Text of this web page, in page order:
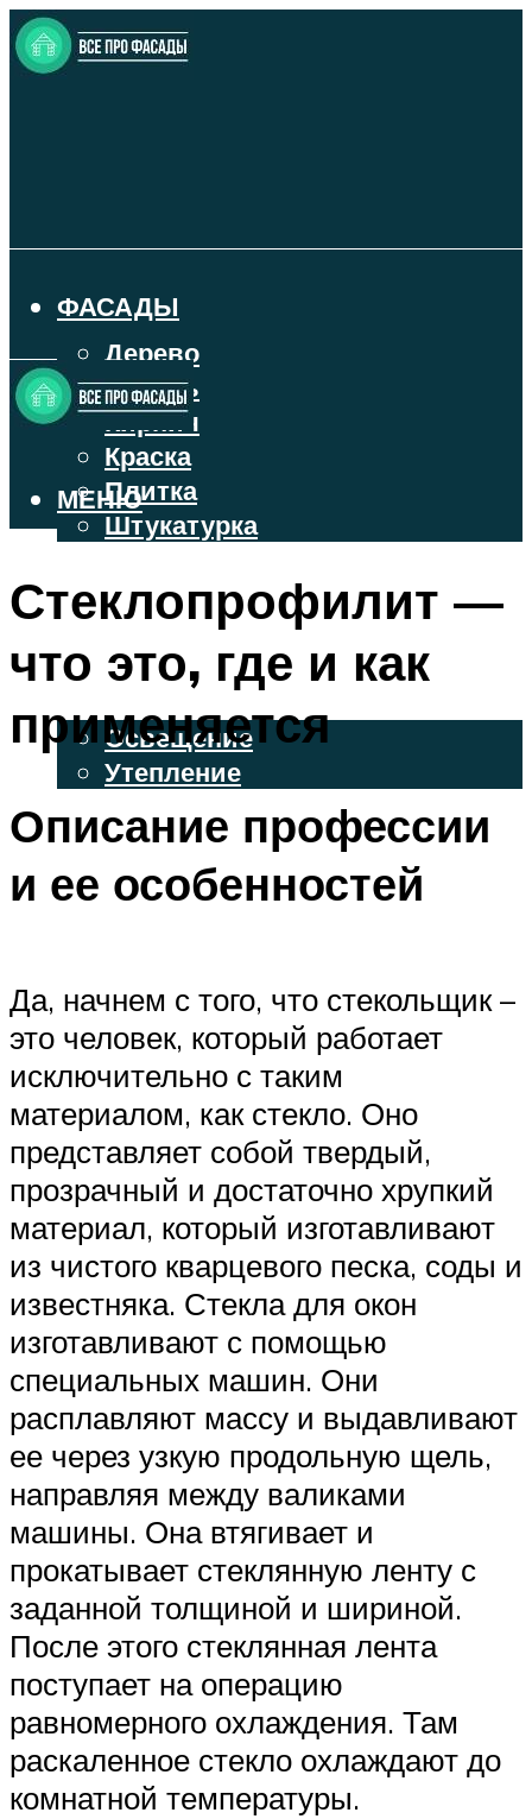
ФАСАДЫ
Дерево
Камень
Кирпич
Краска
Плитка
Штукатурка
ФАСАДНЫЙ САЙДИНГ
ОСВЕЩЕНИЕ И УТЕПЛЕНИЕ
Освещение
Утепление
ДЕКОР
МЕНЮ
МЕНЮ
Стеклопрофилит —
что это, где и как
применяется
Описание профессии
и ее особенностей
Да, начнем с того, что стекольщик –
это человек, который работает
исключительно с таким
материалом, как стекло. Оно
представляет собой твердый,
прозрачный и достаточно хрупкий
материал, который изготавливают
из чистого кварцевого песка, соды и
известняка. Стекла для окон
изготавливают с помощью
специальных машин. Они
расплавляют массу и выдавливают
ее через узкую продольную щель,
направляя между валиками
машины. Она втягивает и
прокатывает стеклянную ленту с
заданной толщиной и шириной.
После этого стеклянная лента
поступает на операцию
равномерного охлаждения. Там
раскаленное стекло охлаждают до
комнатной температуры.